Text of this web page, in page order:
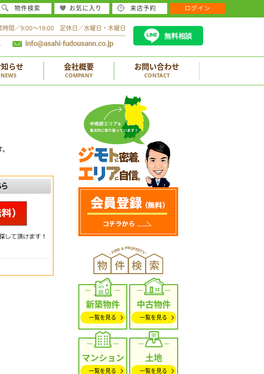
時間／9:00～19:00 定休日／水曜日・木曜日
無料相談
らせ
NEWS
会社概要
COMPANY
お問い合わせ
CONTACT
新築物件
一覧を見る
中古物件
一覧を見る
マンション
一覧を見る
土地
一覧を見る
物件検索 お気に入り 来店予約 ログイン